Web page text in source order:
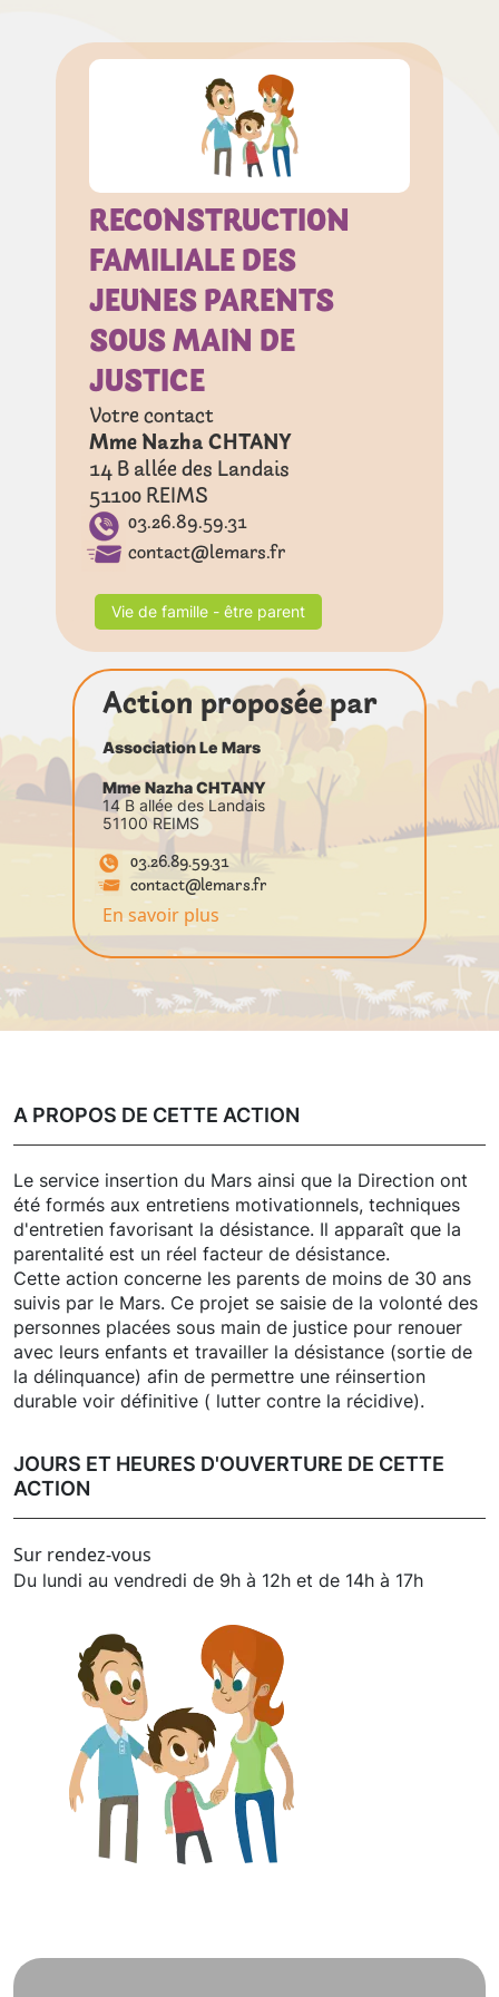
RECONSTRUCTION
FAMILIALE DES
JEUNES PARENTS
SOUS MAIN DE
JUSTICE
Votre contact
Mme Nazha CHTANY
14 B allée des Landais
51100REIMS
03.26.89.59.31
contact@lemars.fr
Vie de famille - être parent
Action proposée par
Association Le Mars
Mme Nazha CHTANY
14 B allée des Landais
51100 REIMS
03.26.89.59.31
contact@lemars.fr
En savoir plus
A PROPOS DE CETTE ACTION
Le service insertion du Mars ainsi que la Direction ont
été formés aux entretiens motivationnels, techniques
d'entretien favorisant la désistance. Il apparaît que la
parentalité est un réel facteur de désistance.
Cette action concerne les parents de moins de 30 ans
suivis par le Mars. Ce projet se saisie de la volonté des
personnes placées sous main de justice pour renouer
avec leurs enfants et travailler la désistance (sortie de
la délinquance) afin de permettre une réinsertion
durable voir définitive ( lutter contre la récidive).
JOURS ET HEURES D'OUVERTURE DE CETTE
ACTION
Sur rendez-vous
Du lundi au vendredi de 9h à 12h et de 14h à 17h